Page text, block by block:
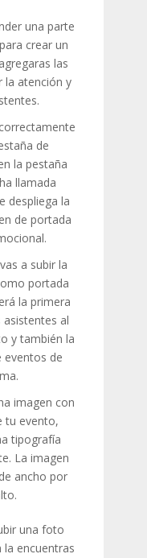
una parte
crear un
las
la atención y
de
la pestaña
llamada
despliega la
de portada
a subir la
portada
la primera
asistentes al
y también la
eventos de
imagen con
tu evento,
tipografía
La imagen
ancho por
una foto
encuentras